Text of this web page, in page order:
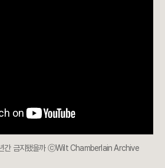
간 금지됐을까 ⓒWilt Chamberlain Archive